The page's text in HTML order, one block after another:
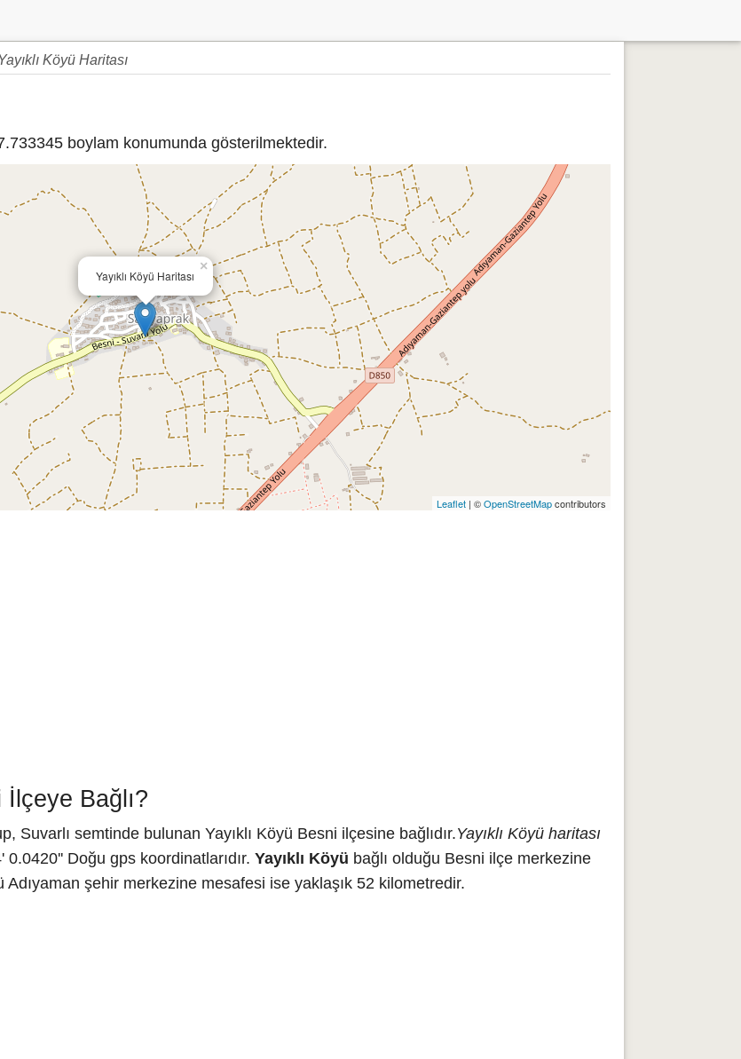
Yayıklı Köyü Haritası
boylam konumunda gösterilmektedir.
Yayıklı Köyü Haritası
×
Leaflet | ©OpenStreetMapcontributors
Bağlı?
Suvarlı semtinde bulunan Yayıklı Köyü Besni ilçesine bağlıdır.Yayıklı Köyü haritası
Doğu gps koordinatlarıdır. Yayıklı Köyü bağlı olduğu Besni ilçe merkezine
Adıyaman şehir merkezine mesafesi ise yaklaşık 52 kilometredir.